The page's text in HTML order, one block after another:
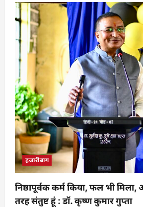
हजारीबाग
निष्ठापूर्वक कर्म किया, फल भी मिला,
तरह संतुष्ट हूं : डॉ. कृष्ण कुमार गुप्ता